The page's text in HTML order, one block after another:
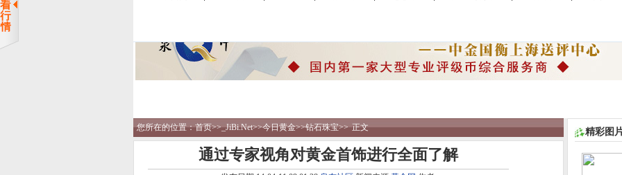
您所在的位置：首页>>_JiBi.Net>>今日黄金>>钻石珠宝>> 正文
通过专家视角对黄金首饰进行全面了解
精彩图